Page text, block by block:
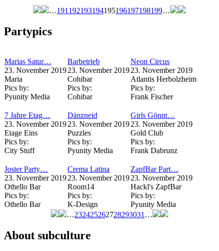
…191 192193194195196197198199…
Partypics
Marias Satur…
23. November 2019
Maria
Pics by:
Pyunity Media
Barbetrieb
23. November 2019
Cohibar
Pics by:
Cohibar
Neon Circus
23. November 2019
Atlantis Herbolzheim
Pics by:
Frank Fischer
7 Jahre Etag…
23. November 2019
Etage Eins
Pics by:
City Stuff
Dänzneid
23. November 2019
Puzzles
Pics by:
Pyunity Media
Girls Gönnt…
23. November 2019
Gold Club
Pics by:
Frank Dabrunz
Joster Party…
23. November 2019
Othello Bar
Pics by:
Othello Bar
Crema Latina
23. November 2019
Room14
Pics by:
K-Design
ZapfBar Part…
23. November 2019
Hackl's ZapfBar
Pics by:
Pyunity Media
…232425262728293031 …
About subculture